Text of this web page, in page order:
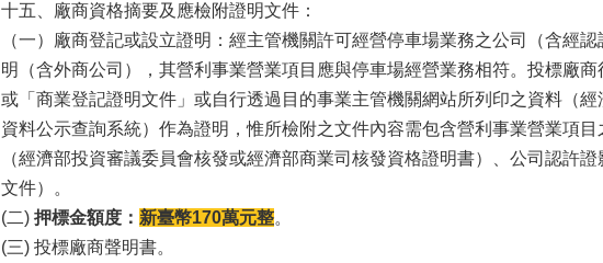
十五、廠商資格摘要及應檢附證明文件：
（一）廠商登記或設立證明：經主管機關許可經營停車場業務之公司（含經
明（含外商公司），其營利事業營業項目應與停車場經營業務相符。投標廠
或「商業登記證明文件」或自行透過目的事業主管機關網站所列印之資料（
資料公示查詢系統）作為證明，惟所檢附之文件內容需包含營利事業營業項
（經濟部投資審議委員會核發或經濟部商業司核發資格證明書）、公司認許
文件）。
(二) 押標金額度： 新臺幣170萬元整。
(三) 投標廠商聲明書。